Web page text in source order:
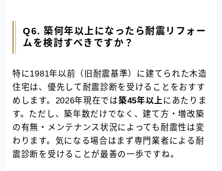
Q6. 築何年以上になったら耐震リフォー
ムを検討すべきですか？
特に1981年以前（旧耐震基準）に建てられた木造
住宅は、優先して耐震診断を受けることをおすす
めします。2026年現在では築45年以上 にあたりま
す。ただし、築年数だけでなく、建て方・増改築
の有無・メンテナンス状況によっても耐震性は変
わります。気になる場合はまず専門業者による耐
震診断を受けることが最善の一歩ですね。